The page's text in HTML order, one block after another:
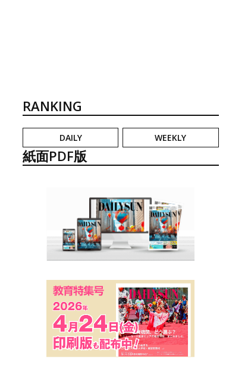
RANKING
DAILY WEEKLY
紙面PDF版